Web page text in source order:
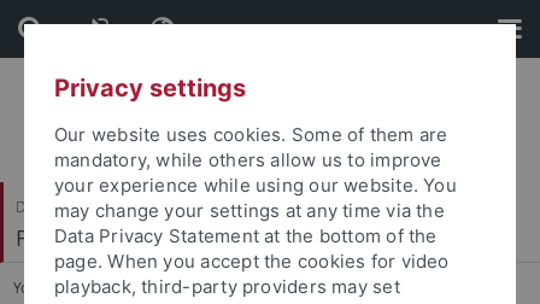
Skip
to
content
Skip
to
footer
Dezernat VII
Finanzen
You are here: Startseite ... Abteilung 2 - Drittmittelmanagement
Privacy settings
Our website uses cookies. Some of them are
mandatory, while others allow us to improve
your experience while using our website. You
may change your settings at any time via the
Data Privacy Statement at the bottom of the
page. When you accept the cookies for video
playback, third-party providers may set